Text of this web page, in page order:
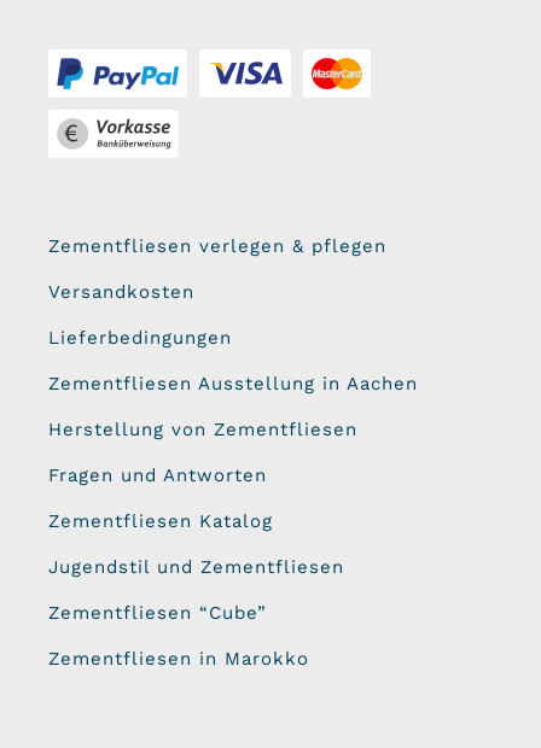
Zementfliesen verlegen & pflegen
Versandkosten
Lieferbedingungen
Zementfliesen Ausstellung in Aachen
Herstellung von Zementfliesen
Fragen und Antworten
Zementfliesen Katalog
Jugendstil und Zementfliesen
Zementfliesen “Cube”
Zementfliesen in Marokko